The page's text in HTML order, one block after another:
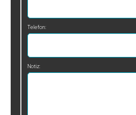
Telefon:
Notiz: